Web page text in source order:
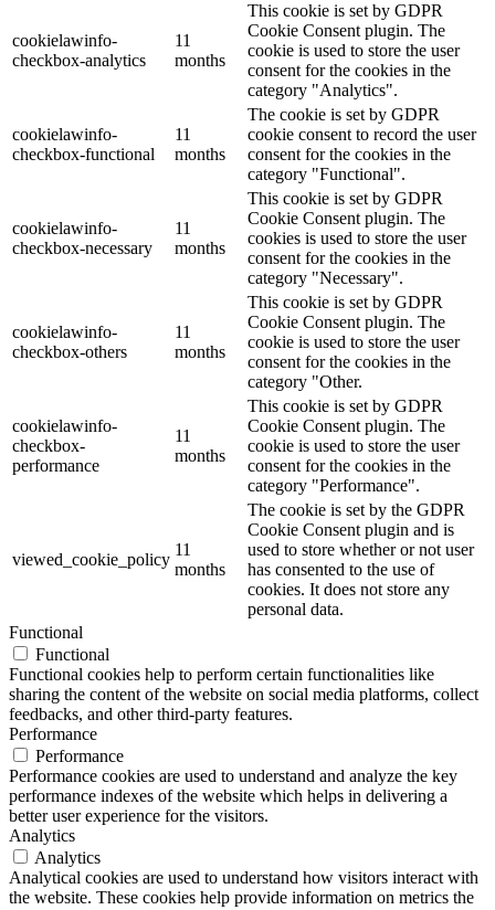
cookielawinfo-
checkbox-analytics
11
months
This cookie is set by GDPR
Cookie Consent plugin. The
cookie is used to store the user
consent for the cookies in the
category "Analytics".
cookielawinfo-
checkbox-functional
11
months
The cookie is set by GDPR
cookie consent to record the user
consent for the cookies in the
category "Functional".
cookielawinfo-
checkbox-necessary
11
months
This cookie is set by GDPR
Cookie Consent plugin. The
cookies is used to store the user
consent for the cookies in the
category "Necessary".
cookielawinfo-
checkbox-others
11
months
This cookie is set by GDPR
Cookie Consent plugin. The
cookie is used to store the user
consent for the cookies in the
category "Other.
cookielawinfo-
checkbox-
performance
11
months
This cookie is set by GDPR
Cookie Consent plugin. The
cookie is used to store the user
consent for the cookies in the
category "Performance".
viewed_cookie_policy
11
months
The cookie is set by the GDPR
Cookie Consent plugin and is
used to store whether or not user
has consented to the use of
cookies. It does not store any
personal data.
Functional
Functional
Functional cookies help to perform certain functionalities like
sharing the content of the website on social media platforms, collect
feedbacks, and other third-party features.
Performance
Performance
Performance cookies are used to understand and analyze the key
performance indexes of the website which helps in delivering a
better user experience for the visitors.
Analytics
Analytics
Analytical cookies are used to understand how visitors interact with
the website. These cookies help provide information on metrics the